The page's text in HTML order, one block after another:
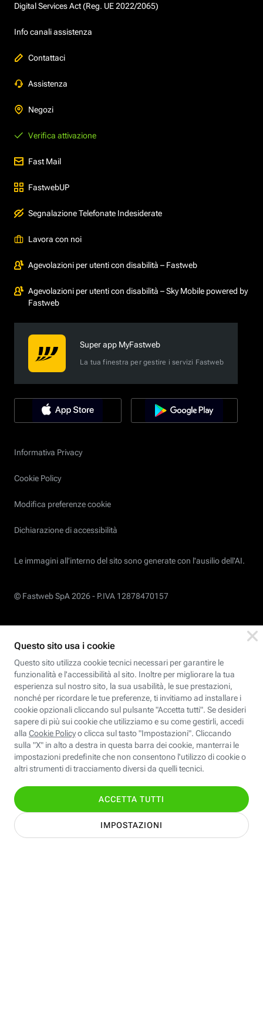
Digital Services Act (Reg. UE 2022/2065)
Info canali assistenza
Contattaci
Assistenza
Negozi
Verifica attivazione
Fast Mail
FastwebUP
Segnalazione Telefonate Indesiderate
Lavora con noi
Agevolazioni per utenti con disabilità – Fastweb
Agevolazioni per utenti con disabilità – Sky Mobile powered by
Fastweb
Super app MyFastweb
La tua finestra per gestire i servizi Fastweb
Informativa Privacy
Cookie Policy
Modifica preferenze cookie
Dichiarazione di accessibilità
Le immagini all’interno del sito sono generate con l'ausilio dell'AI.
© Fastweb SpA 2026 - P.IVA 12878470157